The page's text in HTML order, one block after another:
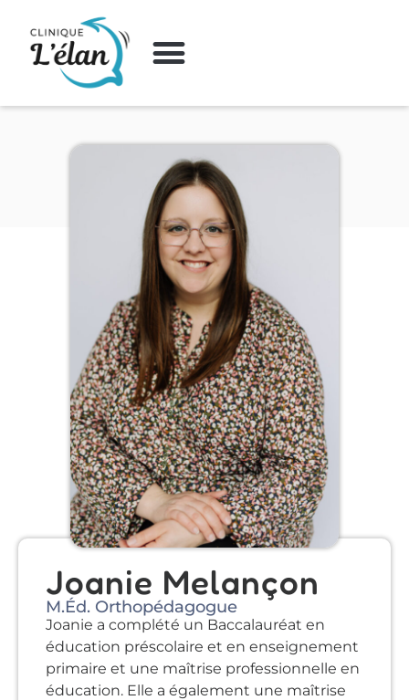
Joanie Melançon
M.Éd. Orthopédagogue
Joanie a complété un Baccalauréat en
éducation préscolaire et en enseignement
primaire et une maîtrise professionnelle en
éducation. Elle a également une maîtrise